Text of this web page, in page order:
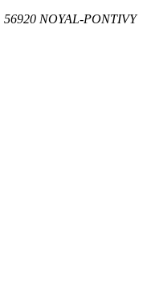
56920 NOYAL-PONTIVY